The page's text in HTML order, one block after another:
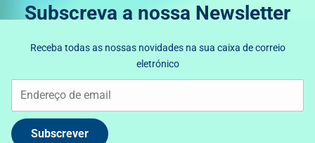
Subscreva a nossa Newsletter
Receba todas as nossas novidades na sua caixa de correio
eletrónico
Subscrever